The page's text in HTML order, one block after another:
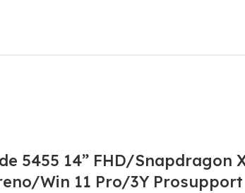
5455 14” FHD/Snapdragon
Win 11 Pro/3Y Prosupport